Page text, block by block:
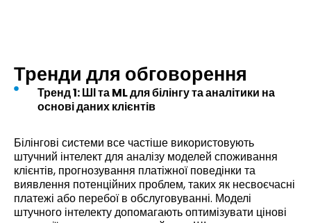
Тренди для обговорення
Тренд 1: ШІ та ML для білінгу та аналітики на
основі даних клієнтів
Білінгові системи все частіше використовують
штучний інтелект для аналізу моделей споживання
клієнтів, прогнозування платіжної поведінки та
виявлення потенційних проблем, таких як несвоєчасні
платежі або перебої в обслуговуванні. Моделі
штучного інтелекту допомагають оптимізувати цінові